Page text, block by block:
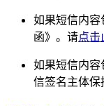
如果短信内
函》。请点
如果短信内
信签名主体保